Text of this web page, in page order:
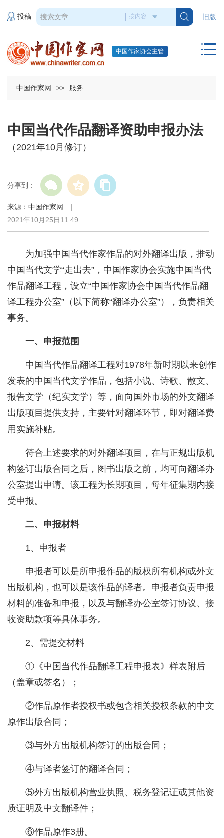
旧版
投稿
中国作家协会主管
中国作家网 >> 服务
中国当代作品翻译资助申报办法
（2021年10月修订）
分享到：
来源：中国作家网 |
2021年10月25日11:49
为加强中国当代作家作品的对外翻译出版，推动
中国当代文学“走出去”，中国作家协会实施中国当代
作品翻译工程，设立“中国作家协会中国当代作品翻
译工程办公室”（以下简称“翻译办公室”），负责相关
事务。
一、申报范围
中国当代作品翻译工程对1978年新时期以来创作
发表的中国当代文学作品，包括小说、诗歌、散文、
报告文学（纪实文学）等，面向国外市场的外文翻译
出版项目提供支持，主要针对翻译环节，即对翻译费
用实施补贴。
符合上述要求的对外翻译项目，在与正规出版机
构签订出版合同之后，图书出版之前，均可向翻译办
公室提出申请。该工程为长期项目，每年征集期内接
受申报。
二、申报材料
1、申报者
申报者可以是所申报作品的版权所有机构或外文
出版机构，也可以是该作品的译者。申报者负责申报
材料的准备和申报，以及与翻译办公室签订协议、接
收资助款项等具体事务。
2、需提交材料
①《中国当代作品翻译工程申报表》样表附后
（盖章或签名）；
②作品原作者授权书或包含相关授权条款的中文
原作出版合同；
③与外方出版机构签订的出版合同；
④与译者签订的翻译合同；
⑤外方出版机构营业执照、税务登记证或其他资
质证明及中文翻译件；
⑥作品原作3册。